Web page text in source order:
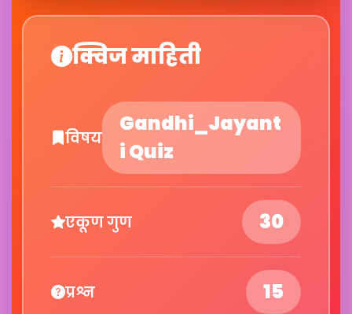
क्विज माहिती
विषय
Gandhi_Jayant
i Quiz
एकूण गुण 30
प्रश्न 15